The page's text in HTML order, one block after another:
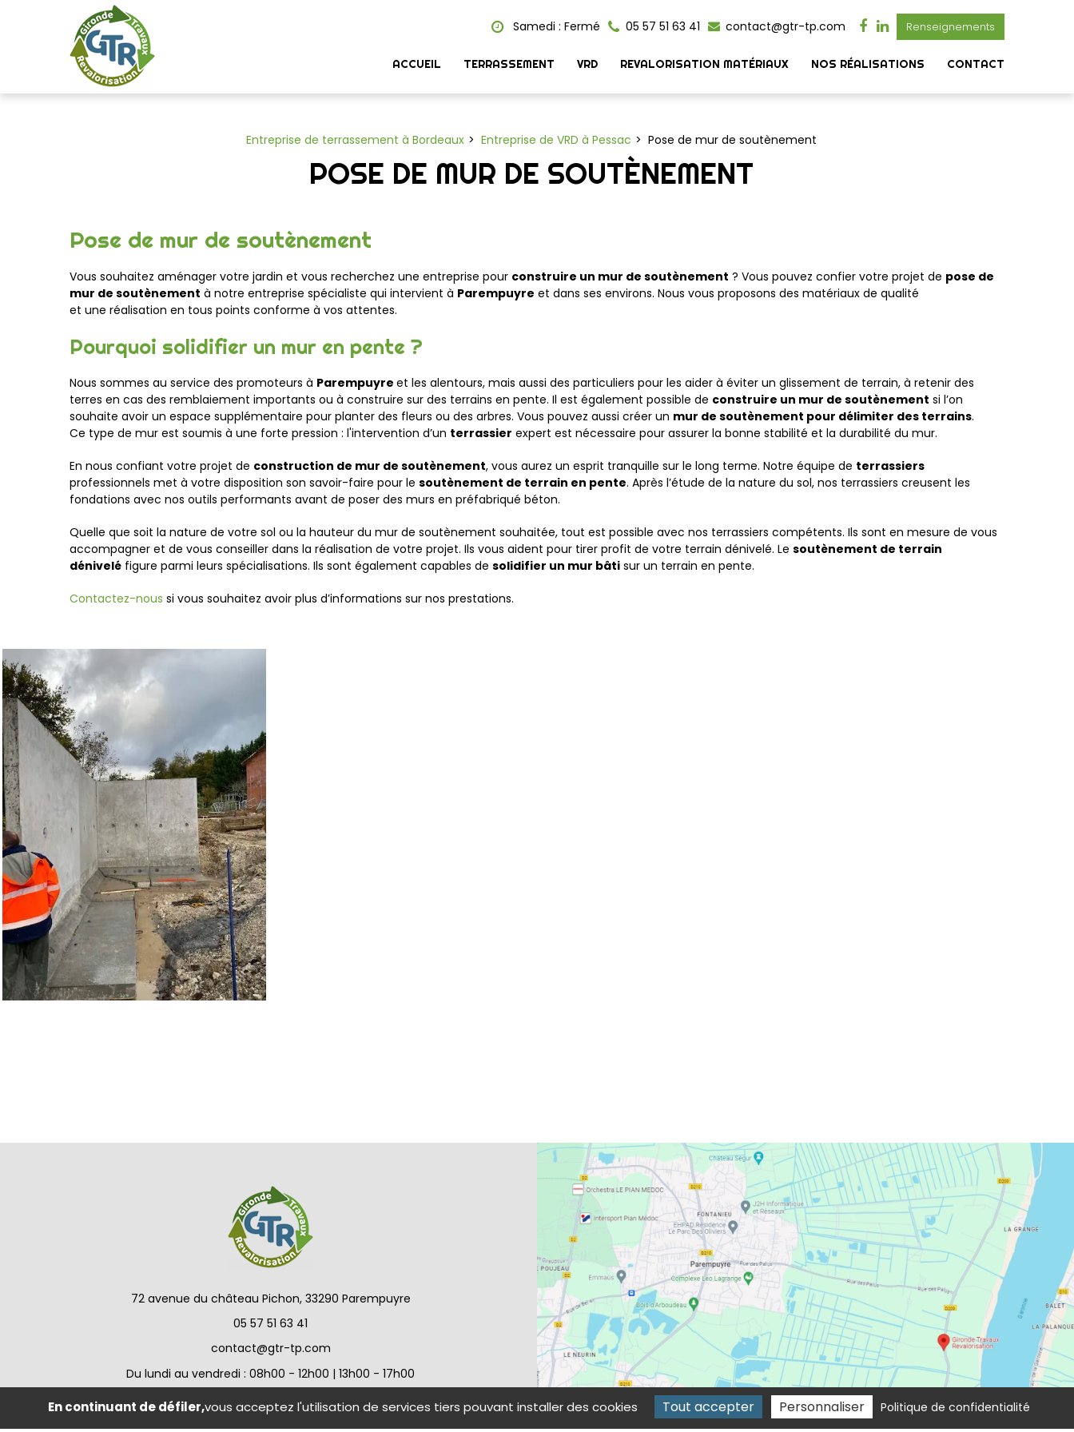
Samedi : Fermé 05 57 51 63 41 contact@gtr-tp.com Renseignements
ACCUEIL TERRASSEMENT VRD REVALORISATION MATÉRIAUX NOS RÉALISATIONS CONTACT
Entreprise de terrassement à Bordeaux Entreprise de VRD à Pessac Pose de mur de soutènement
POSE DE MUR DE SOUTÈNEMENT
Pose de mur de soutènement
Vous souhaitez aménager votre jardin et vous recherchez une entreprise pour construire un mur de soutènement ? Vous pouvez confier votre projet de pose de
mur de soutènement à notre entreprise spécialiste qui intervient à Parempuyre et dans ses environs. Nous vous proposons des matériaux de qualité
et une réalisation en tous points conforme à vos attentes.
Pourquoi solidifier un mur en pente ?
Nous sommes au service des promoteurs à Parempuyre et les alentours, mais aussi des particuliers pour les aider à éviter un glissement de terrain, à retenir des
terres en cas des remblaiement importants ou à construire sur des terrains en pente. Il est également possible de construire un mur de soutènement si l’on
souhaite avoir un espace supplémentaire pour planter des fleurs ou des arbres. Vous pouvez aussi créer un mur de soutènement pour délimiter des terrains.
Ce type de mur est soumis à une forte pression : l'intervention d’un terrassier expert est nécessaire pour assurer la bonne stabilité et la durabilité du mur.
En nous confiant votre projet de construction de mur de soutènement, vous aurez un esprit tranquille sur le long terme. Notre équipe de terrassiers
professionnels met à votre disposition son savoir-faire pour le soutènement de terrain en pente. Après l’étude de la nature du sol, nos terrassiers creusent les
fondations avec nos outils performants avant de poser des murs en préfabriqué béton.
Quelle que soit la nature de votre sol ou la hauteur du mur de soutènement souhaitée, tout est possible avec nos terrassiers compétents. Ils sont en mesure de vous
accompagner et de vous conseiller dans la réalisation de votre projet. Ils vous aident pour tirer profit de votre terrain dénivelé. Le soutènement de terrain
dénivelé figure parmi leurs spécialisations. Ils sont également capables de solidifier un mur bâti sur un terrain en pente.
Contactez-nous si vous souhaitez avoir plus d’informations sur nos prestations.
72 avenue du château Pichon, 33290 Parempuyre
05 57 51 63 41
contact@gtr-tp.com
Du lundi au vendredi : 08h00 - 12h00 | 13h00 - 17h00
Panneau de gestion des cookies
En continuant de défiler,vous acceptez l'utilisation de services tiers pouvant installer des cookies Tout accepter Personnaliser Politique de confidentialité